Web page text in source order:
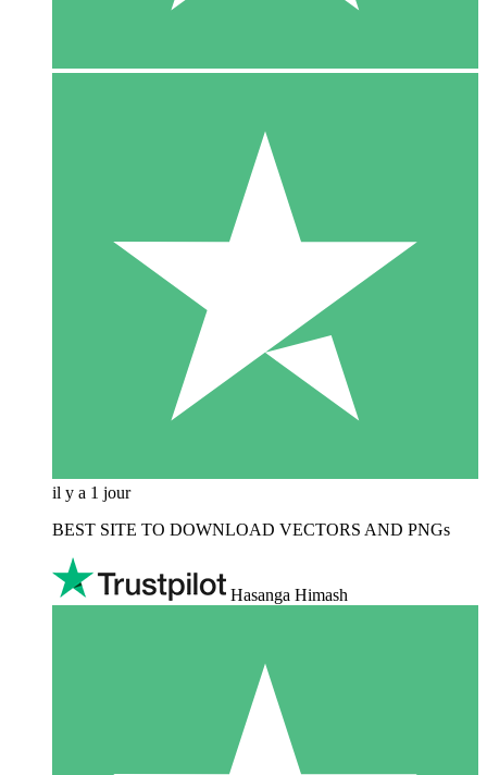
il y a 1 jour
BEST SITE TO DOWNLOAD VECTORS AND PNGs
Hasanga Himash